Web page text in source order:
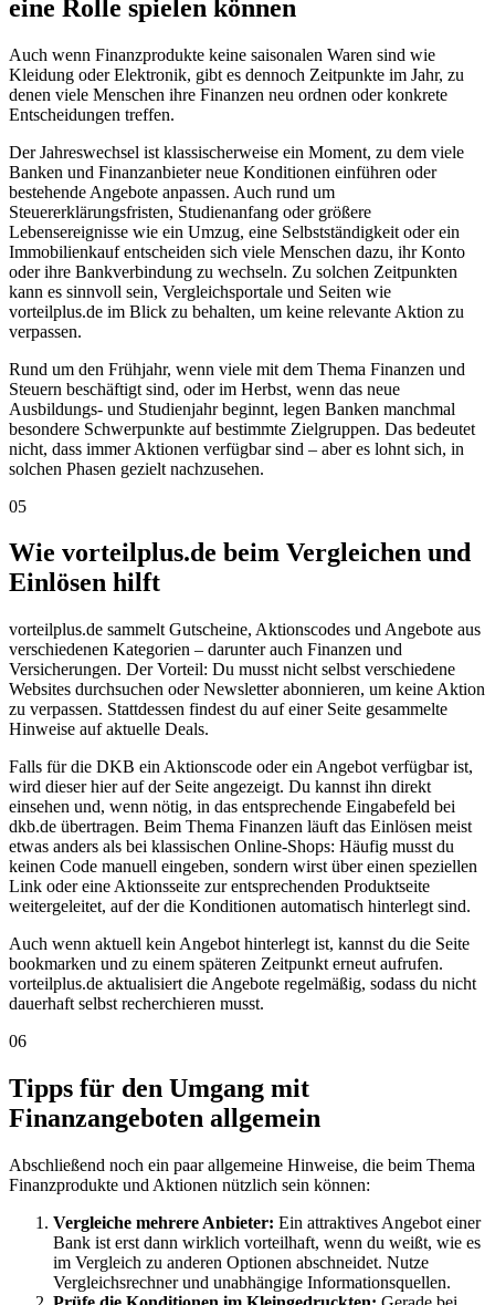
eine Rolle spielen können
Auch wenn Finanzprodukte keine saisonalen Waren sind wie
Kleidung oder Elektronik, gibt es dennoch Zeitpunkte im Jahr, zu
denen viele Menschen ihre Finanzen neu ordnen oder konkrete
Entscheidungen treffen.
Der Jahreswechsel ist klassischerweise ein Moment, zu dem viele
Banken und Finanzanbieter neue Konditionen einführen oder
bestehende Angebote anpassen. Auch rund um
Steuererklärungsfristen, Studienanfang oder größere
Lebensereignisse wie ein Umzug, eine Selbstständigkeit oder ein
Immobilienkauf entscheiden sich viele Menschen dazu, ihr Konto
oder ihre Bankverbindung zu wechseln. Zu solchen Zeitpunkten
kann es sinnvoll sein, Vergleichsportale und Seiten wie
vorteilplus.de im Blick zu behalten, um keine relevante Aktion zu
verpassen.
Rund um den Frühjahr, wenn viele mit dem Thema Finanzen und
Steuern beschäftigt sind, oder im Herbst, wenn das neue
Ausbildungs- und Studienjahr beginnt, legen Banken manchmal
besondere Schwerpunkte auf bestimmte Zielgruppen. Das bedeutet
nicht, dass immer Aktionen verfügbar sind – aber es lohnt sich, in
solchen Phasen gezielt nachzusehen.
05
Wie vorteilplus.de beim Vergleichen und
Einlösen hilft
vorteilplus.de sammelt Gutscheine, Aktionscodes und Angebote aus
verschiedenen Kategorien – darunter auch Finanzen und
Versicherungen. Der Vorteil: Du musst nicht selbst verschiedene
Websites durchsuchen oder Newsletter abonnieren, um keine Aktion
zu verpassen. Stattdessen findest du auf einer Seite gesammelte
Hinweise auf aktuelle Deals.
Falls für die DKB ein Aktionscode oder ein Angebot verfügbar ist,
wird dieser hier auf der Seite angezeigt. Du kannst ihn direkt
einsehen und, wenn nötig, in das entsprechende Eingabefeld bei
dkb.de übertragen. Beim Thema Finanzen läuft das Einlösen meist
etwas anders als bei klassischen Online-Shops: Häufig musst du
keinen Code manuell eingeben, sondern wirst über einen speziellen
Link oder eine Aktionsseite zur entsprechenden Produktseite
weitergeleitet, auf der die Konditionen automatisch hinterlegt sind.
Auch wenn aktuell kein Angebot hinterlegt ist, kannst du die Seite
bookmarken und zu einem späteren Zeitpunkt erneut aufrufen.
vorteilplus.de aktualisiert die Angebote regelmäßig, sodass du nicht
dauerhaft selbst recherchieren musst.
06
Tipps für den Umgang mit
Finanzangeboten allgemein
Abschließend noch ein paar allgemeine Hinweise, die beim Thema
Finanzprodukte und Aktionen nützlich sein können:
Vergleiche mehrere Anbieter: Ein attraktives Angebot einer
Bank ist erst dann wirklich vorteilhaft, wenn du weißt, wie es
im Vergleich zu anderen Optionen abschneidet. Nutze
Vergleichsrechner und unabhängige Informationsquellen.